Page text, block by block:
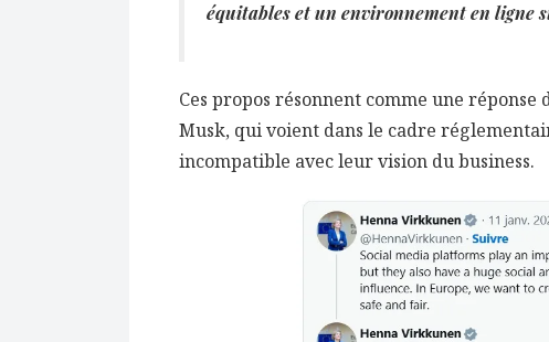
équitables et un environnement en ligne
Ces propos résonnent comme une
Musk, qui voient dans le cadre
incompatible avec leur vision du business.